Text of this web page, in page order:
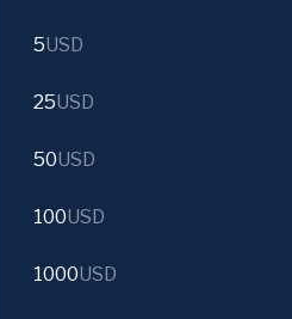
5USD
25USD
50USD
100USD
1000USD